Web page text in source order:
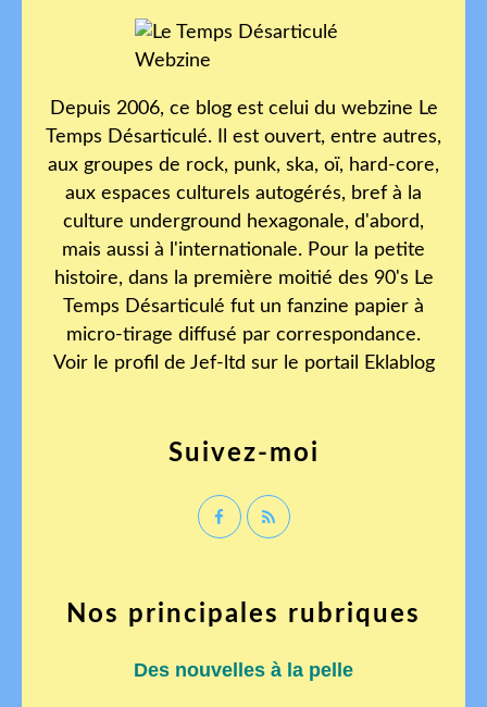
Depuis 2006, ce blog est celui du webzine Le
Temps Désarticulé. Il est ouvert, entre autres,
aux groupes de rock, punk, ska, oï, hard-core,
aux espaces culturels autogérés, bref à la
culture underground hexagonale, d'abord,
mais aussi à l'internationale. Pour la petite
histoire, dans la première moitié des 90's Le
Temps Désarticulé fut un fanzine papier à
micro-tirage diffusé par correspondance.
Voir le profil de Jef-ltd sur le portail Eklablog
Suivez-moi
Nos principales rubriques
Des nouvelles à la pelle